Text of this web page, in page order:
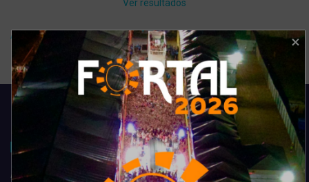
Ver resultados
Arquivo de enquete
Acompanhe todas as novidades do entretenimento na região de